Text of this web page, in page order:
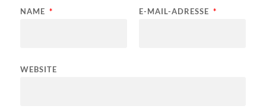
NAME * E-MAIL-ADRESSE *
WEBSITE